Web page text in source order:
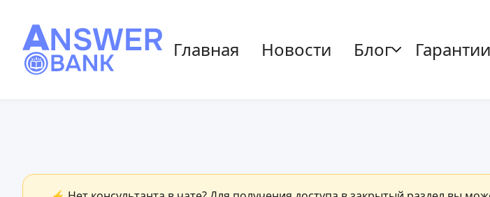
Главная Новости Блог Гарантии